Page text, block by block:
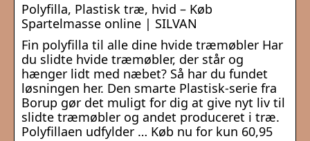
Polyfilla, Plastisk træ, hvid – Køb
Spartelmasse online | SILVAN
Fin polyfilla til alle dine hvide træmøbler Har
du slidte hvide træmøbler, der står og
hænger lidt med næbet? Så har du fundet
løsningen her. Den smarte Plastisk-serie fra
Borup gør det muligt for dig at give nyt liv til
slidte træmøbler og andet produceret i træ.
Polyfillaen udfylder … Køb nu for kun 60,95